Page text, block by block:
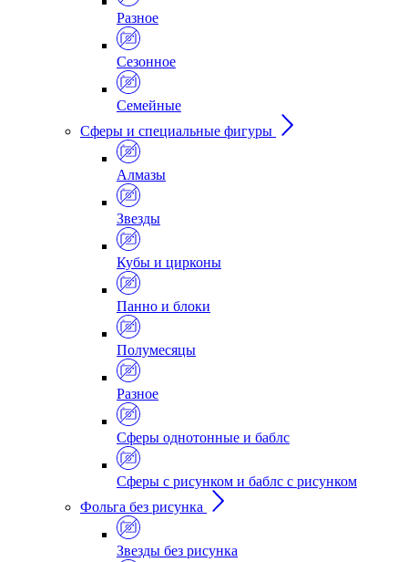
Разное
Сезонное
Семейные
Сферы и специальные фигуры
Алмазы
Звезды
Кубы и цирконы
Панно и блоки
Полумесяцы
Разное
Сферы однотонные и баблс
Сферы с рисунком и баблс с рисунком
Фольга без рисунка
Звезды без рисунка